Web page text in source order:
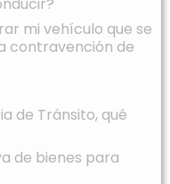
mi vehículo que se
contravención de
de Tránsito, qué
de bienes para